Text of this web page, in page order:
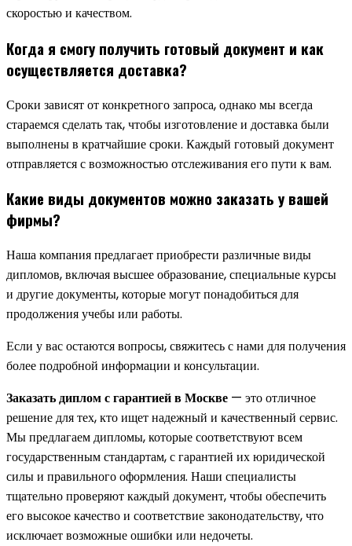
скоростью и качеством.
Когда я смогу получить готовый документ и как
осуществляется доставка?
Сроки зависят от конкретного запроса, однако мы всегда
стараемся сделать так, чтобы изготовление и доставка были
выполнены в кратчайшие сроки. Каждый готовый документ
отправляется с возможностью отслеживания его пути к вам.
Какие виды документов можно заказать у вашей
фирмы?
Наша компания предлагает приобрести различные виды
дипломов, включая высшее образование, специальные курсы
и другие документы, которые могут понадобиться для
продолжения учебы или работы.
Если у вас остаются вопросы, свяжитесь с нами для получения
более подробной информации и консультации.
Заказать диплом с гарантией в Москве — это отличное
решение для тех, кто ищет надежный и качественный сервис.
Мы предлагаем дипломы, которые соответствуют всем
государственным стандартам, с гарантией их юридической
силы и правильного оформления. Наши специалисты
тщательно проверяют каждый документ, чтобы обеспечить
его высокое качество и соответствие законодательству, что
исключает возможные ошибки или недочеты.